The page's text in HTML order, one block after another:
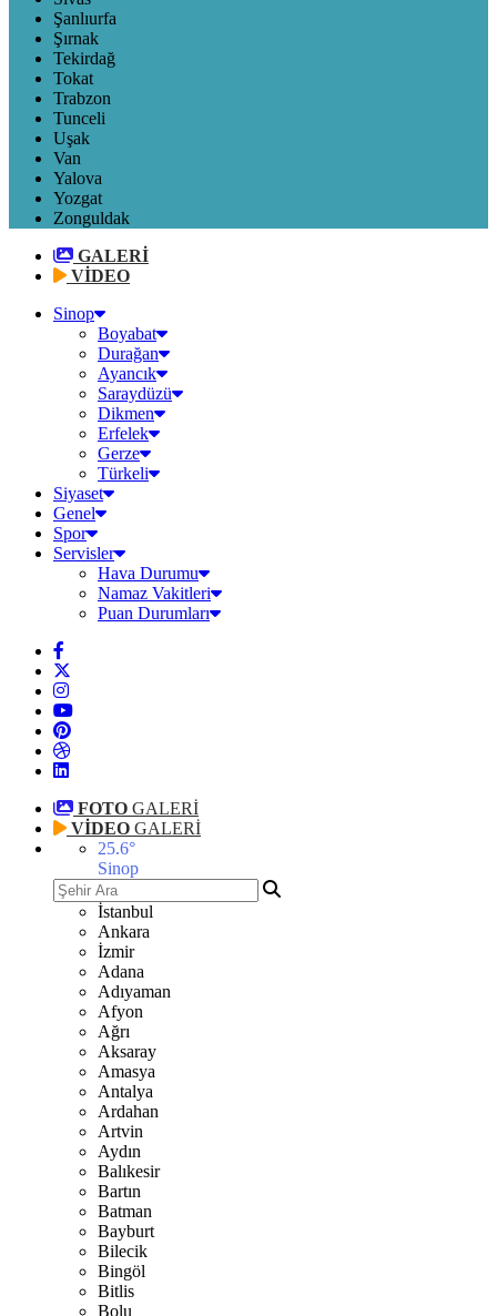
Şanlıurfa
Şırnak
Tekirdağ
Tokat
Trabzon
Tunceli
Uşak
Van
Yalova
Yozgat
Zonguldak
GALERİ
VİDEO
Sinop
Boyabat
Durağan
Ayancık
Saraydüzü
Dikmen
Erfelek
Gerze
Türkeli
Siyaset
Genel
Spor
Servisler
Hava Durumu
Namaz Vakitleri
Puan Durumları
FOTO GALERİ
VİDEO GALERİ
25.6°
Sinop
İstanbul
Ankara
İzmir
Adana
Adıyaman
Afyon
Ağrı
Aksaray
Amasya
Antalya
Ardahan
Artvin
Aydın
Balıkesir
Bartın
Batman
Bayburt
Bilecik
Bingöl
Bitlis
Bolu